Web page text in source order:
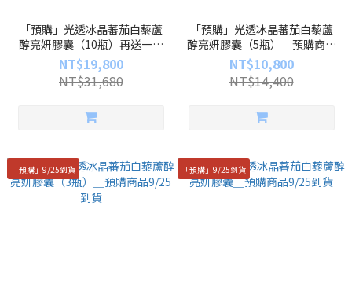
「預購」光透冰晶蕃茄白藜蘆
醇亮妍膠囊（10瓶）再送一瓶
冰晶蕃茄＿預購商品9/25到貨
NT$19,800
NT$31,680
「預購」光透冰晶蕃茄白藜蘆
醇亮妍膠囊（5瓶）＿預購商品
9/25到貨
NT$10,800
NT$14,400
「預購」9/25到貨 「預購」9/25到貨